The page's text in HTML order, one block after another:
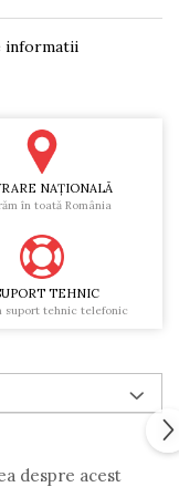
informatii
NAŢIONALĂ
în toată România
TEHNIC
suport tehnic telefonic
despre acest